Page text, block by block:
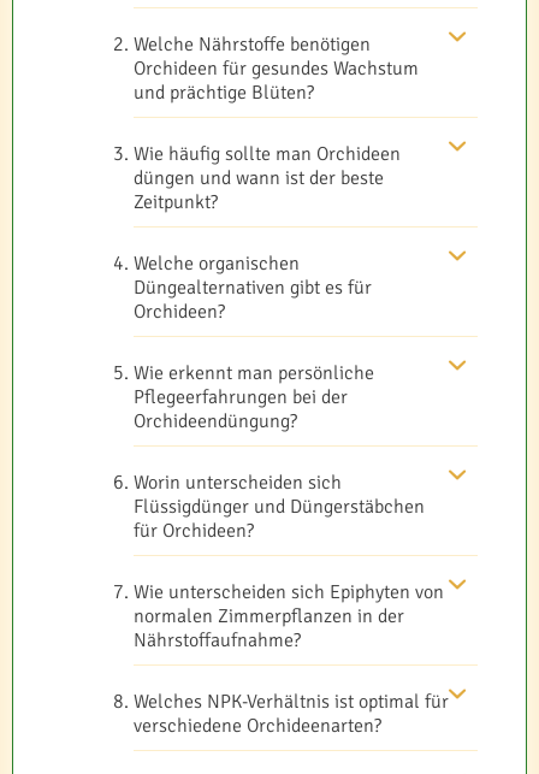
Welche Nährstoffe benötigen
Orchideen für gesundes Wachstum
und prächtige Blüten?
Wie häufig sollte man Orchideen
düngen und wann ist der beste
Zeitpunkt?
Welche organischen
Düngealternativen gibt es für
Orchideen?
Wie erkennt man persönliche
Pflegeerfahrungen bei der
Orchideendüngung?
Worin unterscheiden sich
Flüssigdünger und Düngerstäbchen
für Orchideen?
Wie unterscheiden sich Epiphyten von
normalen Zimmerpflanzen in der
Nährstoffaufnahme?
Welches NPK-Verhältnis ist optimal für
verschiedene Orchideenarten?